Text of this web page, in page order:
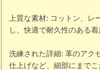
上質な素材: コットン、
し、快適で耐久性のある
洗練された詳細: 革のアク
仕上げなど、細部にまで